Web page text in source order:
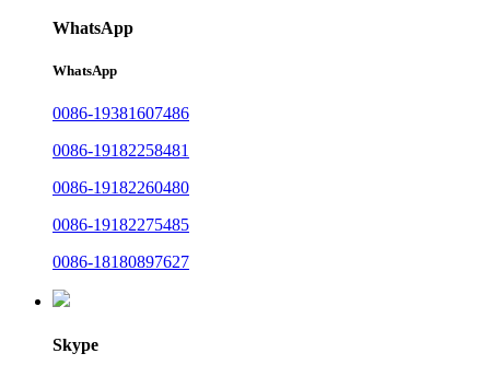
WhatsApp
WhatsApp
0086-19381607486
0086-19182258481
0086-19182260480
0086-19182275485
0086-18180897627
Skype